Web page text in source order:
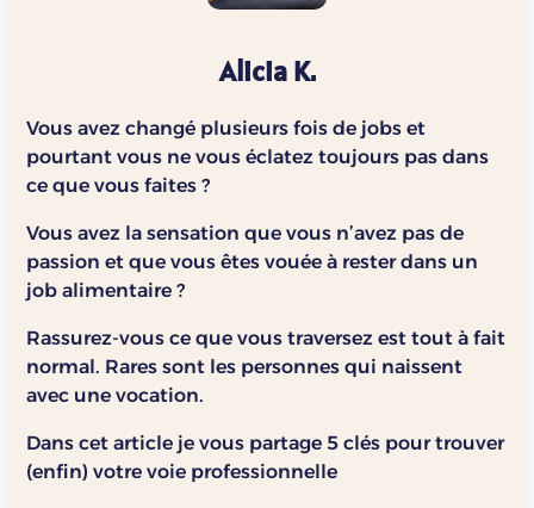
Alicia K.
Vous avez changé plusieurs fois de jobs et
pourtant vous ne vous éclatez toujours pas dans
ce que vous faites ?
Vous avez la sensation que vous n’avez pas de
passion et que vous êtes vouée à rester dans un
job alimentaire ?
Rassurez-vous ce que vous traversez est tout à fait
normal. Rares sont les personnes qui naissent
avec une vocation.
Dans cet article je vous partage 5 clés pour trouver
(enfin) votre voie professionnelle